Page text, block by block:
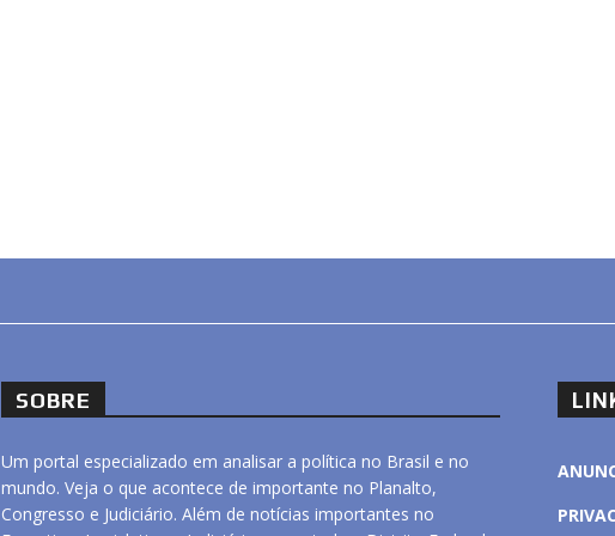
SOBRE
Um portal especializado em analisar a política no Brasil e no
mundo. Veja o que acontece de importante no Planalto,
Congresso e Judiciário. Além de notícias importantes no